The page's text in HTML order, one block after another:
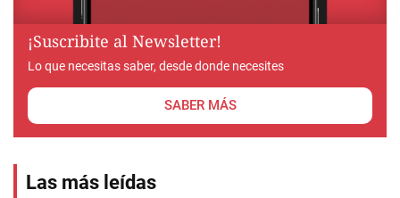
¡Suscribite al Newsletter!
Lo que necesitas saber, desde donde necesites
SABER MÁS
Las más leídas